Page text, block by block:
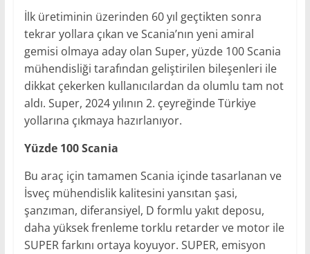
İlk üretiminin üzerinden 60 yıl geçtikten sonra
tekrar yollara çıkan ve Scania’nın yeni amiral
gemisi olmaya aday olan Super, yüzde 100 Scania
mühendisliği tarafından geliştirilen bileşenleri ile
dikkat çekerken kullanıcılardan da olumlu tam not
aldı. Super, 2024 yılının 2. çeyreğinde Türkiye
yollarına çıkmaya hazırlanıyor.
Yüzde 100 Scania
Bu araç için tamamen Scania içinde tasarlanan ve
İsveç mühendislik kalitesini yansıtan şasi,
şanzıman, diferansiyel, D formlu yakıt deposu,
daha yüksek frenleme torklu retarder ve motor ile
SUPER farkını ortaya koyuyor. SUPER, emisyon